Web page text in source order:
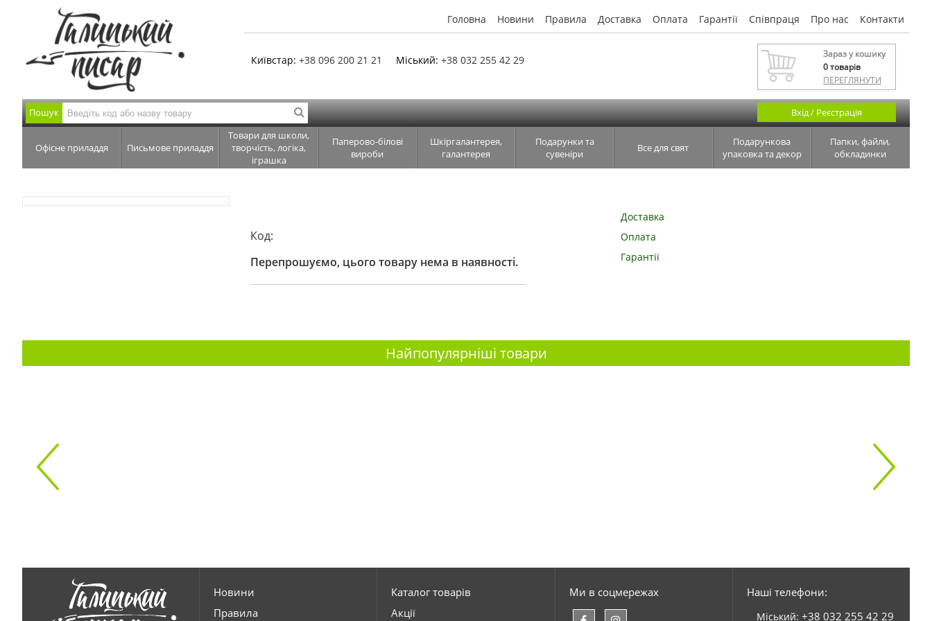
Головна Новини Правила Доставка Оплата Гарантії Співпраця Про нас Контакти
Київстар: +38 096 200 21 21 Міський: +38 032 255 42 29
Зараз у кошику
0товарів
ПЕРЕГЛЯНУТИ
Пошук Вхід / Реєстрація
Офісне приладдя Письмове приладдя
Товари для школи,
творчість, логіка,
іграшка
Паперово-білові
вироби
Шкіргалантерея,
галантерея
Подарунки та
сувеніри
Все для свят
Подарункова
упаковка та декор
Папки, файли,
обкладинки
Код:
Перепрошуємо, цього товару нема в наявності.
Доставка
Оплата
Гарантії
Найпопулярніші товари
Новини
Правила
Каталог товарів
Акції
Ми в соцмережах Наші телефони:
Міський: +38 032 255 42 29